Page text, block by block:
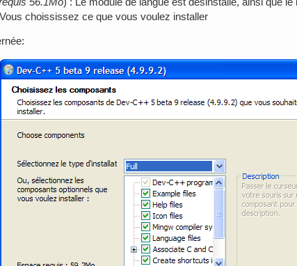
choississez ce que vous voulez installer